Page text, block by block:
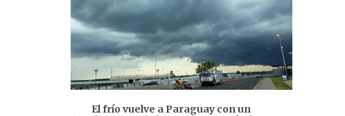
El frío vuelve a Paraguay con un